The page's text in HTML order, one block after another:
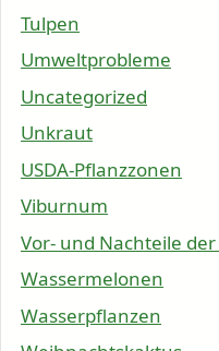
Tulpen
Umweltprobleme
Uncategorized
Unkraut
USDA-Pflanzzonen
Viburnum
Vor- und Nachteile
Wassermelonen
Wasserpflanzen